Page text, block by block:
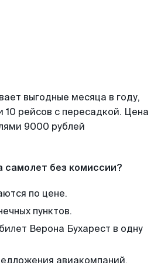
выгодные месяца в году,
рейсов с пересадкой. Цена
9000 рублей
самолет без комиссии?
по цене.
пунктов.
Верона Бухарест в одну
авиакомпаний,